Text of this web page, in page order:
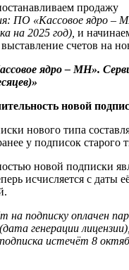
продажу
ПО «Кассовое ядро –
на 2025 год), и
счетов на
ядро – МН».
новой
нового типа
у подписок старого
новой подписки
исчисляется с даты
на подписку оплачен
генерации
истечёт 8